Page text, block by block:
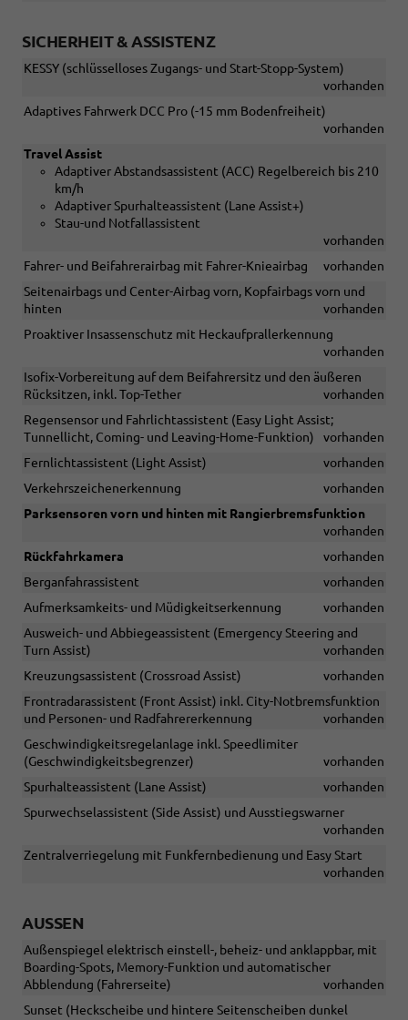
SICHERHEIT & ASSISTENZ
KESSY (schlüsselloses Zugangs- und Start-Stopp-System)
vorhanden
Adaptives Fahrwerk DCC Pro (-15 mm Bodenfreiheit)
vorhanden
Travel Assist
Adaptiver Abstandsassistent (ACC) Regelbereich bis 210
km/h
Adaptiver Spurhalteassistent (Lane Assist+)
Stau-und Notfallassistent
vorhanden
Fahrer- und Beifahrerairbag mit Fahrer-Knieairbag
vorhanden
Seitenairbags und Center-Airbag vorn, Kopfairbags vorn und
hinten
vorhanden
Proaktiver Insassenschutz mit Heckaufprallerkennung
vorhanden
Isofix-Vorbereitung auf dem Beifahrersitz und den äußeren
Rücksitzen, inkl. Top-Tether
vorhanden
Regensensor und Fahrlichtassistent (Easy Light Assist;
Tunnellicht, Coming- und Leaving-Home-Funktion)
vorhanden
Fernlichtassistent (Light Assist)
vorhanden
Verkehrszeichenerkennung
vorhanden
Parksensoren vorn und hinten mit Rangierbremsfunktion
vorhanden
Rückfahrkamera
vorhanden
Berganfahrassistent
vorhanden
Aufmerksamkeits- und Müdigkeitserkennung
vorhanden
Ausweich- und Abbiegeassistent (Emergency Steering and
Turn Assist)
vorhanden
Kreuzungsassistent (Crossroad Assist)
vorhanden
Frontradarassistent (Front Assist) inkl. City-Notbremsfunktion
und Personen- und Radfahrererkennung
vorhanden
Geschwindigkeitsregelanlage inkl. Speedlimiter
(Geschwindigkeitsbegrenzer)
vorhanden
Spurhalteassistent (Lane Assist)
vorhanden
Spurwechselassistent (Side Assist) und Ausstiegswarner
vorhanden
Zentralverriegelung mit Funkfernbedienung und Easy Start
vorhanden
AUSSEN
Außenspiegel elektrisch einstell-, beheiz- und anklappbar, mit
Boarding-Spots, Memory-Funktion und automatischer
Abblendung (Fahrerseite)
vorhanden
Sunset (Heckscheibe und hintere Seitenscheiben dunkel